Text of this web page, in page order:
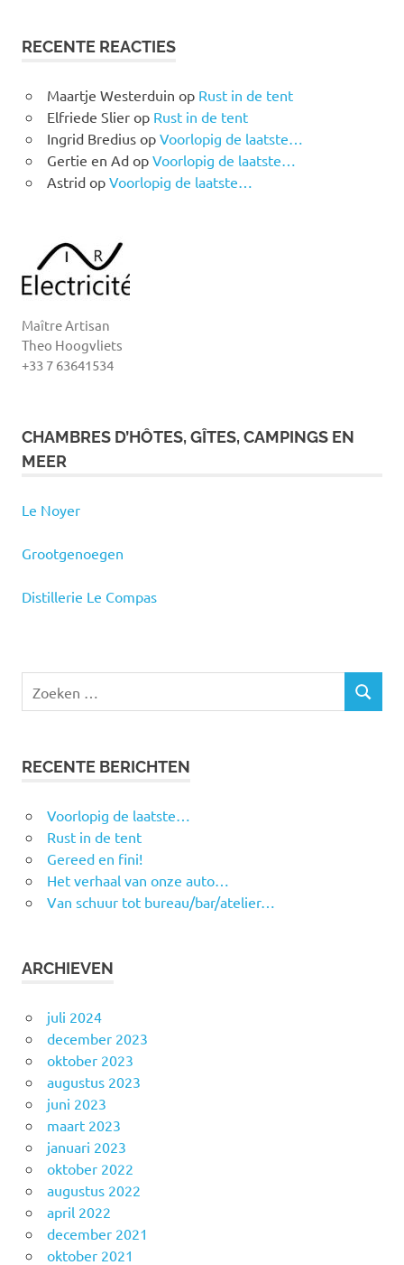
RECENTE REACTIES
Maartje Westerduin op Rust in de tent
Elfriede Slierop Rust in de tent
Ingrid Brediusop Voorlopig de laatste…
Gertie en Adop Voorlopig de laatste…
Astridop Voorlopig de laatste…
Maître Artisan
Theo Hoogvliets
+33 7 63641534
CHAMBRES D’HÔTES, GÎTES, CAMPINGS EN
MEER
Le Noyer
Grootgenoegen
Distillerie Le Compas
RECENTE BERICHTEN
Voorlopig de laatste…
Rust in de tent
Gereed en fini!
Het verhaal van onze auto…
Van schuur tot bureau/bar/atelier…
ARCHIEVEN
juli 2024
december 2023
oktober 2023
augustus 2023
juni 2023
maart 2023
januari 2023
oktober 2022
augustus 2022
april 2022
december 2021
oktober 2021